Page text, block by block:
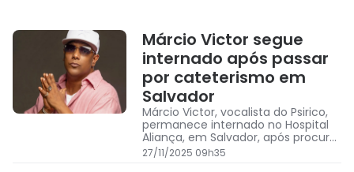
Márcio Victor segue
internado após passar
por cateterismo em
Salvador
Márcio Victor, vocalista do Psirico,
permanece internado no Hospital
Aliança, em Salvador, após procurar
atendimento com sintomas
compatíveis com emergência
27/11/2025 09h35